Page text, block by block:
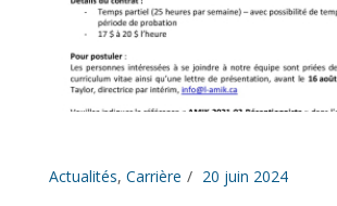
Actualités, Carrière 20 juin 2024